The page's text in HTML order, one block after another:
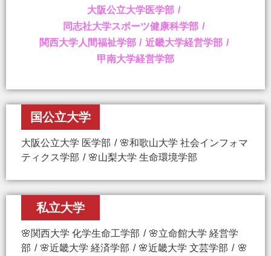
大阪公立大学医学部
同志社大学スポーツ健康科学部
関西大学人間福祉学部
近畿大学経営学部
甲南大学経営学部
国公立大学
大阪公立大学 医学部
🌸和歌山大学 社会インフォマ
ティクス学部
🌸山梨大学 生命環境学部
私立大学
🌸関西大学 化学生命工学部
🌸立命館大学 経営学
部
🌸近畿大学 経済学部 🌸近畿大学 文芸学部
🌸